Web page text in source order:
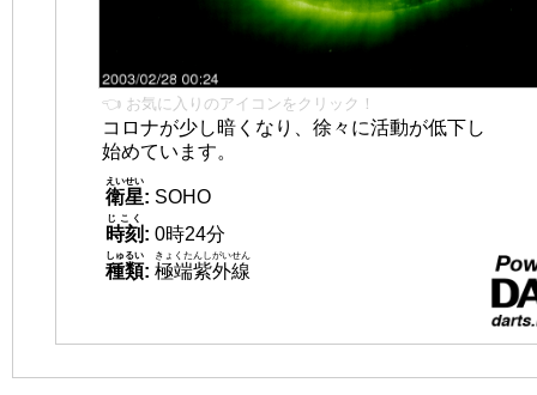
👈 お気に入りのアイコンをクリック！
コロナが少し暗くなり、徐々に活動が低下し
始めています。
衛星
えいせい
: SOHO
時刻
じこく
: 0時24分
種類
しゅるい
: 極端紫外線
きょくたんしがいせん